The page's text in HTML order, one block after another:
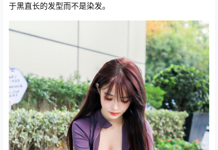
于黑直长的发型而不是染发。